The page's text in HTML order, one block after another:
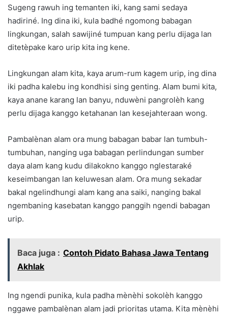
Sugeng rawuh ing temanten iki, kang sami sedaya
hadiriné. Ing dina iki, kula badhé ngomong babagan
lingkungan, salah sawijiné tumpuan kang perlu dijaga lan
ditetèpake karo urip kita ing kene.
Lingkungan alam kita, kaya arum-rum kagem urip, ing dina
iki padha kalebu ing kondhisi sing genting. Alam bumi kita,
kaya anane karang lan banyu, nduwèni pangrolèh kang
perlu dijaga kanggo ketahanan lan kesejahteraan wong.
Pambalènan alam ora mung babagan babar lan tumbuh-
tumbuhan, nanging uga babagan perlindungan sumber
daya alam kang kudu dilakokno kanggo nglestaraké
keseimbangan lan keluwesan alam. Ora mung sekadar
bakal ngelindhungi alam kang ana saiki, nanging bakal
ngembaning kasebatan kanggo panggih ngendi babagan
urip.
Baca juga : Contoh Pidato Bahasa Jawa Tentang
Akhlak
Ing ngendi punika, kula padha mènèhi sokolèh kanggo
nggawe pambalènan alam jadi prioritas utama. Kita mènèhi